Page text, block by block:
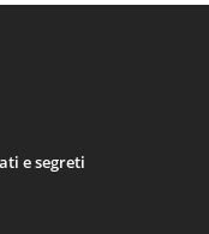
e segreti